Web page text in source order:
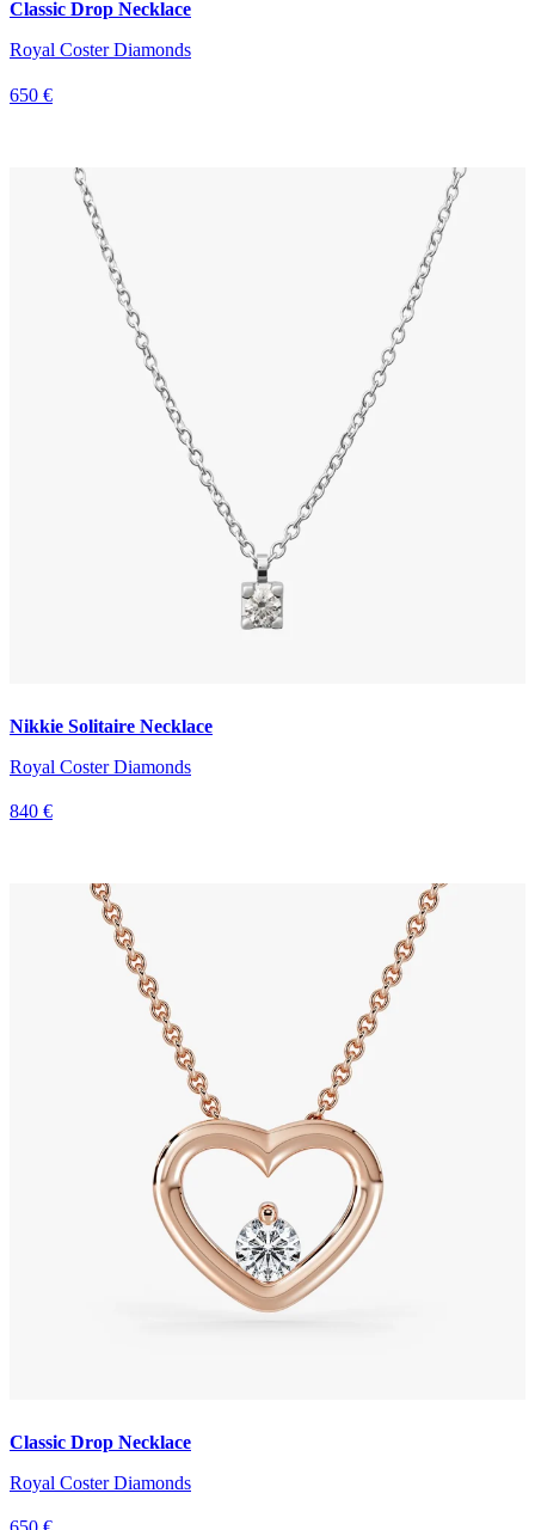
Classic Drop Necklace
Royal Coster Diamonds
650 €
Nikkie Solitaire Necklace
Royal Coster Diamonds
840 €
Classic Drop Necklace
Royal Coster Diamonds